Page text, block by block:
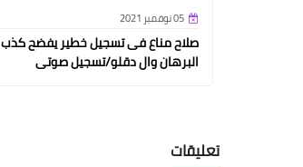
05 نوفمبر 2021
صلاح مناع فى تسجيل خطير يفضح كذب
البرهان وال دقلو/تسجيل صوتى
تعليقات